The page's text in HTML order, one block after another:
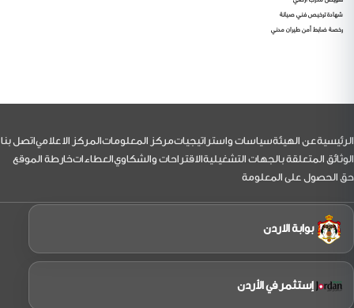
شهادة ترخيص فني صيانة
رخصة ضابط أمن طيران مدني
التذييل
الرئيسيةعن الهيئةسياسات واستراتيجياتمركز المعلوماتالمركز الاعلامياتصل بنا
الوثائق المتعلقة بالجهات التشغيليةالاقتراحات والشكاويالعطاءاتخارطة الموقع
حق الحصول على المعلومة
بوابة الاردن
إستثمر في الأردن